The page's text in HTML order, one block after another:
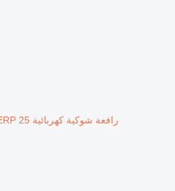
رافعة شوكية كهربائية Yale ERP 25